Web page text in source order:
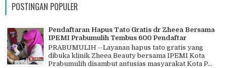
POSTINGAN POPULER
Pendaftaran Hapus Tato Gratis dr Zheea Bersama
IPEMI Prabumulih Tembus 600 Pendaftar
PRABUMULIH --Layanan hapus tato gratis yang
dibuka klinik Zheea Beauty bersama IPEMI Kota
Prabumulih disambut antusias masyarakat Kota P...